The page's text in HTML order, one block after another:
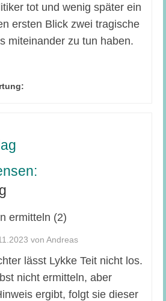
tot und wenig später ein
ersten Blick zwei tragische
miteinander zu tun haben.
ermitteln (2)
von Andreas
lässt Lykke Teit nicht los.
nicht ermitteln, aber
ergibt, folgt sie dieser